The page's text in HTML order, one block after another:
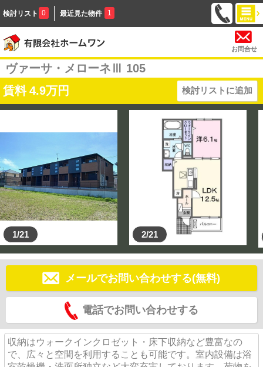
検討リスト 0 最近見た物件 1
お問合せ
ヴァーサ・メローネⅢ 105
賃料 4.9万円 検討リストに追加
1/21 2/21
メールでお問い合わせする(無料)
電話でお問い合わせする
収納はウォークインクロゼット・床下収納など豊富なの
で、広々と空間を利用することも可能です。室内設備は浴